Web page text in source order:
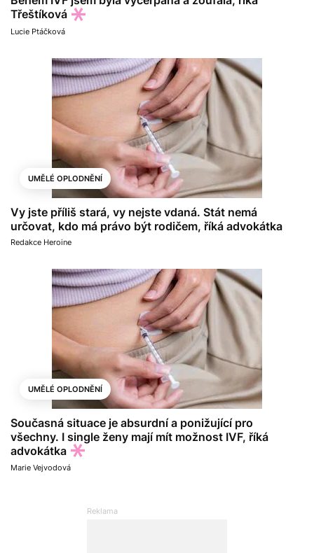
Třeštíková
Lucie Ptáčková
UMĚLÉ OPLODNĚNÍ
Vy jste příliš stará, vy nejste vdaná. Stát nemá
určovat, kdo má právo být rodičem, říká advokátka
Redakce Heroine
UMĚLÉ OPLODNĚNÍ
Současná situace je absurdní a ponižující pro
všechny. I single ženy mají mít možnost IVF, říká
advokátka
Marie Vejvodová